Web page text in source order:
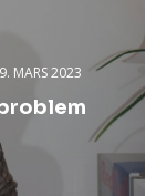
9. MARS 2023